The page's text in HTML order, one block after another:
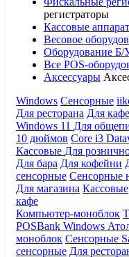
регистраторы
Кассовые
Весовое
Оборудование Б/
Все POS-
Аксессуары
Windows Сенсорные
Для ресторана Для кафе
Windows 11 Для
10 дюймов Core i3
Кассовые Для
Для бара Для кофейни
сенсорные Сенсорные
Для магазина Кассовые
кафе
Компьютер-моноблок
POSBank Windows
моноблок Сенсорные
сенсорные Для